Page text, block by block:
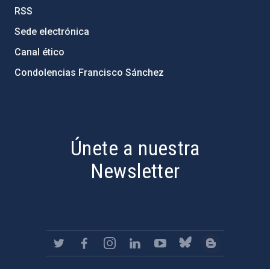
RSS
Sede electrónica
Canal ético
Condolencias Francisco Sánchez
Únete a nuestra
Newsletter